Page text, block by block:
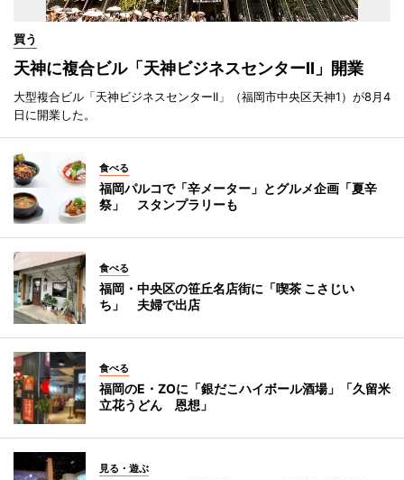
買う
天神に複合ビル「天神ビジネスセンターII」開業
大型複合ビル「天神ビジネスセンターII」（福岡市中央区天神1）が8月4
日に開業した。
食べる
福岡パルコで「辛メーター」とグルメ企画「夏辛
祭」 スタンプラリーも
食べる
福岡・中央区の笹丘名店街に「喫茶 こさじい
ち」 夫婦で出店
食べる
福岡のE・ZOに「銀だこハイボール酒場」「久留米
立花うどん 恩想」
見る・遊ぶ